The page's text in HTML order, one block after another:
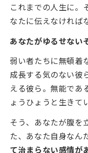
これまでの人生に。
なたに伝えなければ
あなたがゆるせない
弱い者たちに無頓着
成長する気のない彼
える彼ら。無能であ
ょうひょうと生きて
そう、あなたが腹を
た、あなた自身なん
て治まらない感情が